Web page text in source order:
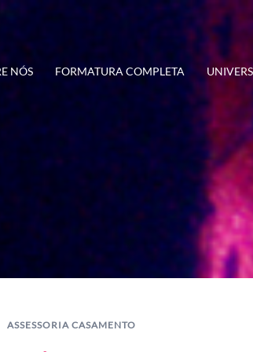
NÓS FORMATURA COMPLETA
ASSESSORIA CASAMENTO